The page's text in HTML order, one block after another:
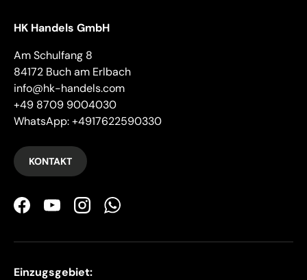
HK Handels GmbH
Am Schulfang 8
84172 Buch am Erlbach
info@hk-handels.com
+49 8709 9004030
WhatsApp: +4917622590330
KONTAKT
FacebookYouTubeInstagramWhatsApp
Einzugsgebiet: